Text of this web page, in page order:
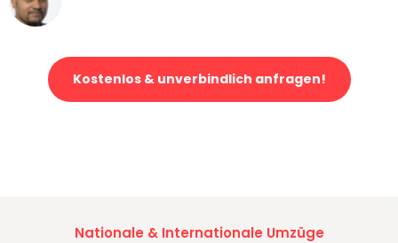
Kostenlos & unverbindlich anfragen!
Nationale & Internationale Umzüge